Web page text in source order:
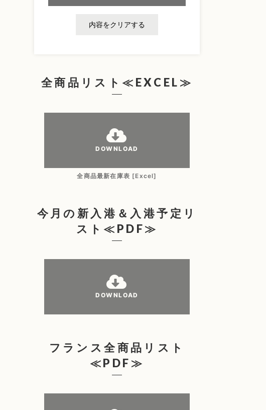
内容をクリアする
全商品リスト≪EXCEL≫
DOWNLOAD
全商品最新在庫表 [Excel]
今月の新入港＆入港予定リ
スト≪PDF≫
DOWNLOAD
フランス全商品リスト
≪PDF≫